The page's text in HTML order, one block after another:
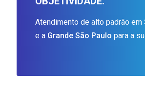
Atendimento de alto padrão em
e a Grande São Paulo para a